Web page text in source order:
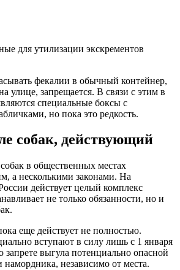
для утилизации экскрементов
фекалии в обычный контейнер,
улице, запрещается. В связи с этим в
специальные боксы с
но пока это редкость.
собак, действующий
в общественных местах
а несколькими законами. На
действует целый комплекс
не только обязанности, но и
еще действует не полностью.
вступают в силу лишь с 1 января
запрете выгула потенциально опасной
намордника, независимо от места.